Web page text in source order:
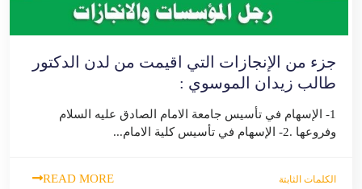
جزء من الإنجازات التي اقيمت من لدن الدكتور
طالب زيدان الموسوي :
1- الإسهام في تأسيس جامعة الامام الصادق عليه السلام
وفروعها .2- الإسهام في تأسيس كلية الامام...
الكلمات الثابتة READ MORE